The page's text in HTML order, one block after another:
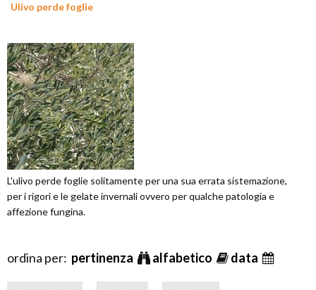
Ulivo perde foglie
L'ulivo perde foglie solitamente per una sua errata sistemazione,
per i rigori e le gelate invernali ovvero per qualche patologia e
affezione fungina.
ordina per: pertinenza alfabetico data